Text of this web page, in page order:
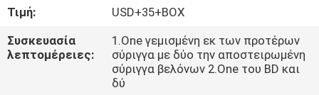
ΕΠΙΚΟΙΝΩΝΉΣΤΕ
ΜΑΖΊ
Τιμή:
USD+35+BOX
Συσκευασία
λεπτομέρειες:
1.One γεμισμένη εκ των προτέρων
σύριγγα με δύο την αποστειρωμένη
σύριγγα βελόνων 2.One του BD και
δύ